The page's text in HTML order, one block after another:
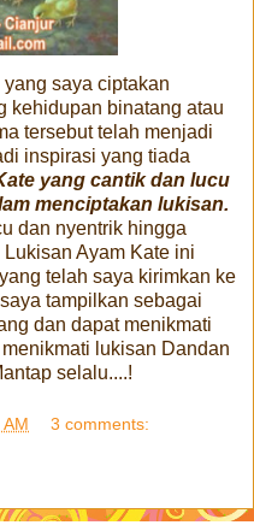
saya ciptakan
kehidupan binatang atau
tersebut telah menjadi
inspirasi yang tiada
yang cantik dan lucu
menciptakan lukisan.
dan nyentrik hingga
Ayam Kate ini
telah saya kirimkan ke
tampilkan sebagai
dan dapat menikmati
lukisan Dandan
selalu....!
3 comments: